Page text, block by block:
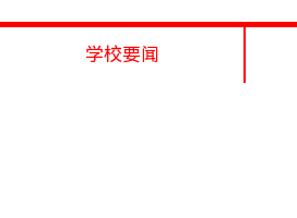
学校要闻